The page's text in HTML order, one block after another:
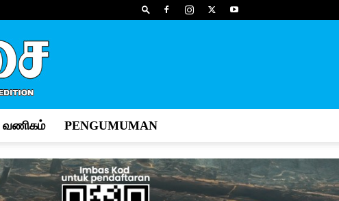
வணிகம் PENGUMUMAN